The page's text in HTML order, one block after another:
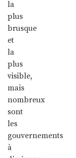
la
plus
brusque
et
la
plus
visible,
mais
nombreux
sont
les
gouvernements
à